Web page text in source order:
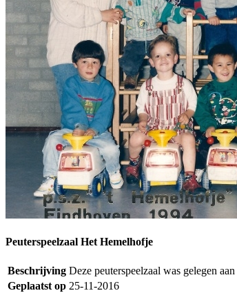
Peuterspeelzaal Het Hemelhofje
Beschrijving Deze peuterspeelzaal was gelegen
Geplaatst op 25-11-2016